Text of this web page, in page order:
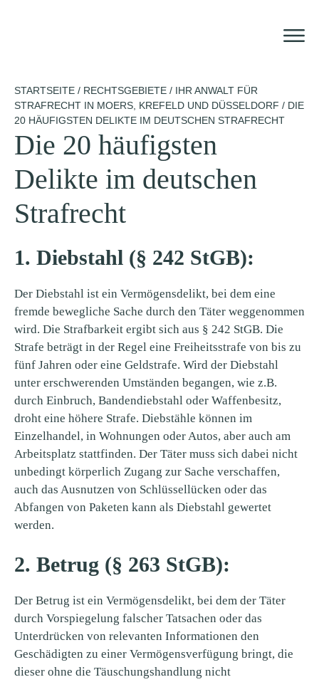
STARTSEITE / RECHTSGEBIETE / IHR ANWALT FÜR
STRAFRECHT IN MOERS, KREFELD UND DÜSSELDORF / DIE
20 HÄUFIGSTEN DELIKTE IM DEUTSCHEN STRAFRECHT
Die 20 häufigsten
Delikte im deutschen
Strafrecht
1. Diebstahl (§ 242 StGB):
Der Diebstahl ist ein Vermögensdelikt, bei dem eine
fremde bewegliche Sache durch den Täter weggenommen
wird. Die Strafbarkeit ergibt sich aus § 242 StGB. Die
Strafe beträgt in der Regel eine Freiheitsstrafe von bis zu
fünf Jahren oder eine Geldstrafe. Wird der Diebstahl
unter erschwerenden Umständen begangen, wie z.B.
durch Einbruch, Bandendiebstahl oder Waffenbesitz,
droht eine höhere Strafe. Diebstähle können im
Einzelhandel, in Wohnungen oder Autos, aber auch am
Arbeitsplatz stattfinden. Der Täter muss sich dabei nicht
unbedingt körperlich Zugang zur Sache verschaffen,
auch das Ausnutzen von Schlüssellücken oder das
Abfangen von Paketen kann als Diebstahl gewertet
werden.
2. Betrug (§ 263 StGB):
Der Betrug ist ein Vermögensdelikt, bei dem der Täter
durch Vorspiegelung falscher Tatsachen oder das
Unterdrücken von relevanten Informationen den
Geschädigten zu einer Vermögensverfügung bringt, die
dieser ohne die Täuschungshandlung nicht